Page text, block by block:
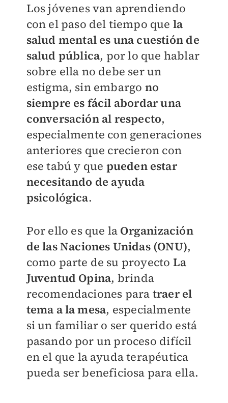
Los jóvenes van aprendiendo
con el paso del tiempo que la
salud mental es una cuestión de
salud pública, por lo que hablar
sobre ella no debe ser un
estigma, sin embargo no
siempre es fácil abordar una
conversación al respecto,
especialmente con generaciones
anteriores que crecieron con
ese tabú y que pueden estar
necesitando de ayuda
psicológica.
Por ello es que la Organización
de las Naciones Unidas (ONU),
como parte de su proyecto La
Juventud Opina, brinda
recomendaciones para traer el
tema a la mesa, especialmente
si un familiar o ser querido está
pasando por un proceso difícil
en el que la ayuda terapéutica
pueda ser beneficiosa para ella.